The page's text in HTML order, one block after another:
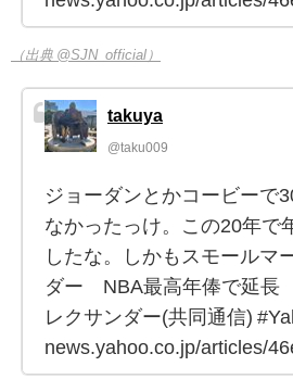
（出典 @SJN_official）
takuya
@taku009
ジョーダンとかコービーで
なかったっけ。この20年で
したな。しかもスモールマ
ダー NBA最高年俸で延長
レクサンダー(共同通信)
news.yahoo.co.jp/articles/